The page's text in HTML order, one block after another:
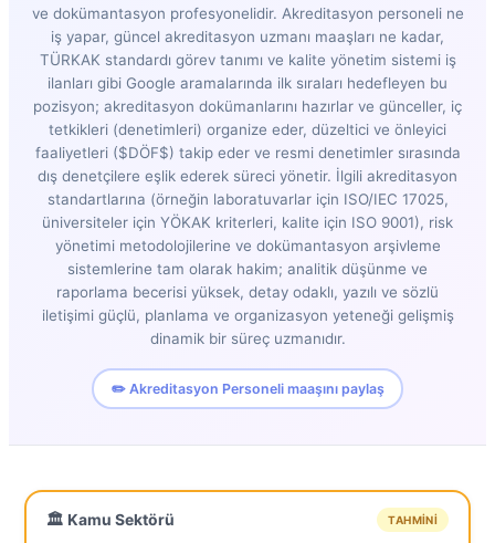
ve dokümantasyon profesyonelidir. Akreditasyon personeli ne
iş yapar, güncel akreditasyon uzmanı maaşları ne kadar,
TÜRKAK standardı görev tanımı ve kalite yönetim sistemi iş
ilanları gibi Google aramalarında ilk sıraları hedefleyen bu
pozisyon; akreditasyon dokümanlarını hazırlar ve günceller, iç
tetkikleri (denetimleri) organize eder, düzeltici ve önleyici
faaliyetleri ($DÖF$) takip eder ve resmi denetimler sırasında
dış denetçilere eşlik ederek süreci yönetir. İlgili akreditasyon
standartlarına (örneğin laboratuvarlar için ISO/IEC 17025,
üniversiteler için YÖKAK kriterleri, kalite için ISO 9001), risk
yönetimi metodolojilerine ve dokümantasyon arşivleme
sistemlerine tam olarak hakim; analitik düşünme ve
raporlama becerisi yüksek, detay odaklı, yazılı ve sözlü
iletişimi güçlü, planlama ve organizasyon yeteneği gelişmiş
dinamik bir süreç uzmanıdır.
✏️ Akreditasyon Personeli maaşını paylaş
🏛️ Kamu Sektörü TAHMINI